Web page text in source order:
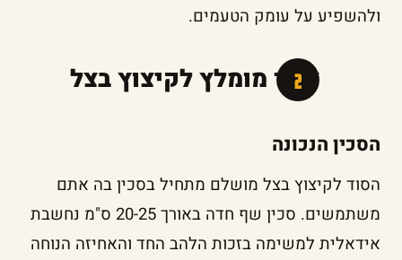
ולהשפיע על עומק הטעמים.
ציוד מומלץ לקיצוץ בצל
הסכין הנכונה
הסוד לקיצוץ בצל מושלם מתחיל בסכין בה אתם
משתמשים. סכין שף חדה באורך 20-25 ס"מ נחשבת
אידאלית למשימה בזכות הלהב החד והאחיזה הנוחה